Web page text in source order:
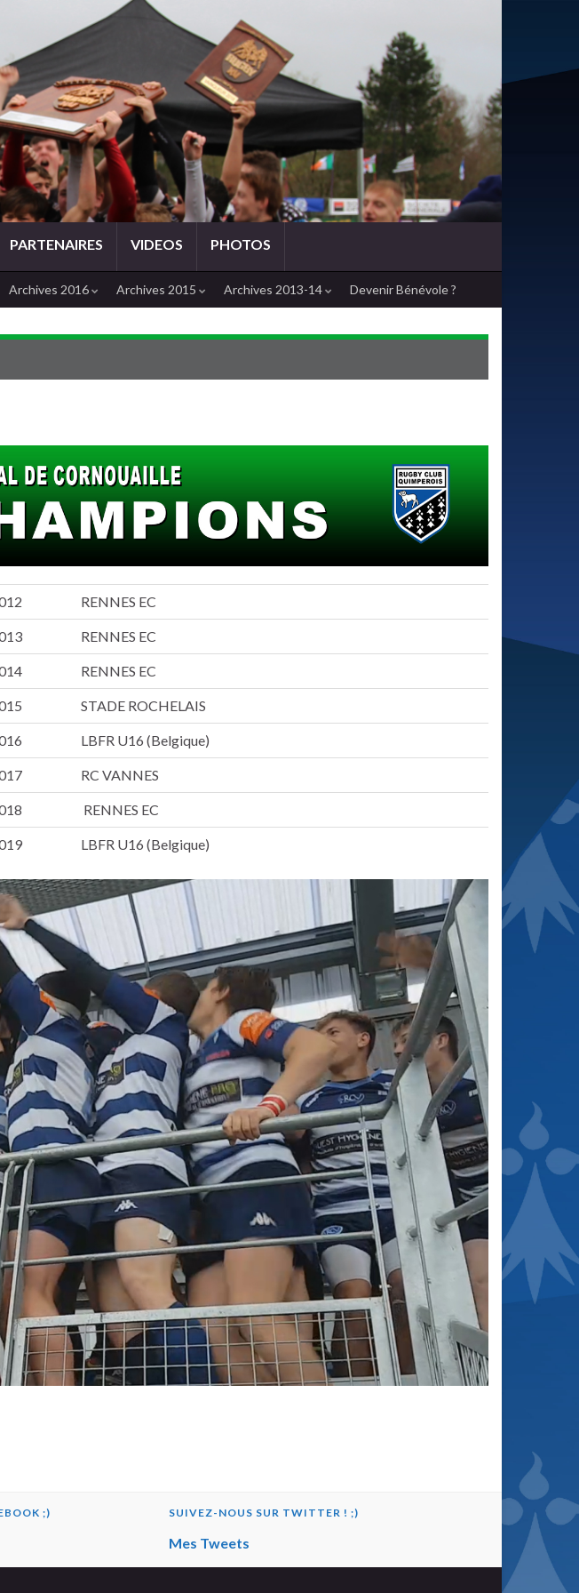
PARTENAIRES VIDEOS PHOTOS
Archives 2016 Archives 2015 Archives 2013-14 Devenir Bénévole ?
RENNES EC
RENNES EC
RENNES EC
STADE ROCHELAIS
LBFR U16 (Belgique)
RC VANNES
RENNES EC
LBFR U16 (Belgique)
;) SUIVEZ-NOUS SUR TWITTER ! ;)
Mes Tweets